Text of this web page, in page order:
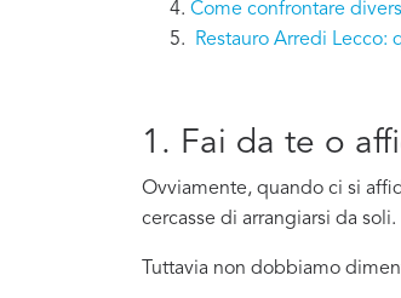
Come confrontare
Restauro Arredi Lecco:
1. Fai da te o
Ovviamente, quando ci si
cercasse di arrangiarsi da soli.
Tuttavia non dobbiamo